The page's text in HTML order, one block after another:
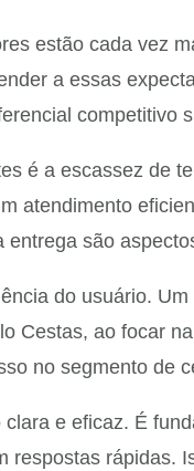
estão cada vez
a essas
competitivo
é a escassez de
atendimento
são
do usuário.
Cestas, ao focar
no segmento de
e eficaz. É